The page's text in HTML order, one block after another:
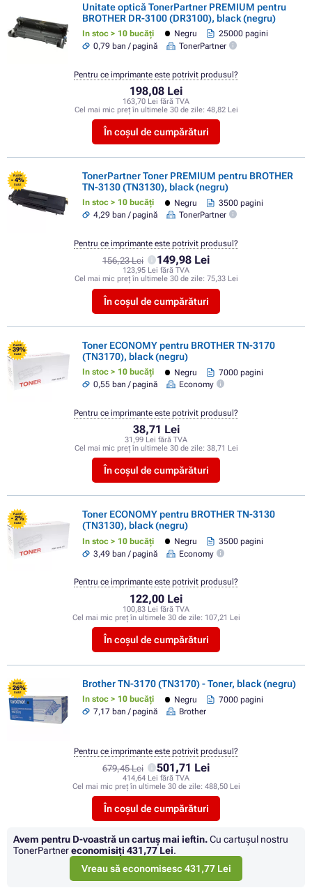
Unitate optică TonerPartner PREMIUM pentru
BROTHER DR-3100 (DR3100), black (negru)
In stoc > 10 bucăți Negru
25000 pagini
0,79 ban / pagină
TonerPartner
198,08 Lei
163,70 Lei fără TVA
Cel mai mic preț în ultimele 30 de zile: 48,82 Lei
În coșul de cumpărături
Pentru ce imprimante este potrivit produsul?
FLASH
- 4%
SALE
TonerPartner Toner PREMIUM pentru BROTHER
TN-3130 (TN3130), black (negru)
In stoc > 10 bucăți Negru
3500 pagini
4,29 ban / pagină
TonerPartner
156,23 Lei 149,98 Lei
123,95 Lei fără TVA
Cel mai mic preț în ultimele 30 de zile: 75,33 Lei
În coșul de cumpărături
Pentru ce imprimante este potrivit produsul?
FLASH
- 39%
SALE
Toner ECONOMY pentru BROTHER TN-3170
(TN3170), black (negru)
In stoc > 10 bucăți Negru
7000 pagini
0,55 ban / pagină
Economy
38,71 Lei
31,99 Lei fără TVA
Cel mai mic preț în ultimele 30 de zile: 38,71 Lei
În coșul de cumpărături
Pentru ce imprimante este potrivit produsul?
FLASH
- 2%
SALE
Toner ECONOMY pentru BROTHER TN-3130
(TN3130), black (negru)
In stoc > 10 bucăți Negru
3500 pagini
3,49 ban / pagină
Economy
122,00 Lei
100,83 Lei fără TVA
Cel mai mic preț în ultimele 30 de zile: 107,21 Lei
În coșul de cumpărături
Pentru ce imprimante este potrivit produsul?
FLASH
- 26%
SALE
Brother TN-3170 (TN3170) - Toner, black (negru)
In stoc > 10 bucăți Negru
7000 pagini
7,17 ban / pagină
Brother
679,45 Lei 501,71 Lei
414,64 Lei fără TVA
Cel mai mic preț în ultimele 30 de zile: 488,50 Lei
În coșul de cumpărături
Pentru ce imprimante este potrivit produsul?
Avem pentru D-voastră un cartuș mai ieftin.Cu cartuşul nostru
TonerPartnereconomisiţi 431,77 Lei.
Vreau să economisesc 431,77 Lei